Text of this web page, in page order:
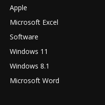
Apple
Microsoft Excel
Software
Windows 11
Windows 8.1
Microsoft Word